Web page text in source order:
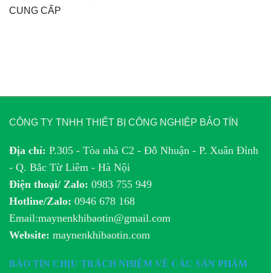
CUNG CẤP
CÔNG TY TNHH THIẾT BỊ CÔNG NGHIỆP BẢO TÍN
Địa chỉ: P.305 - Tòa nhà C2 - Đỗ Nhuận - P. Xuân Đỉnh
- Q. Bắc Từ Liêm - Hà Nội
Điện thoại/ Zalo: 0983 755 949
Hotline/Zalo: 0946 678 168
Email:maynenkhibaotin@gmail.com
Website: maynenkhibaotin.com
BẢO TÍN CHỊU TRÁCH NHIỆM VỀ CÁC SẢN PHẨM